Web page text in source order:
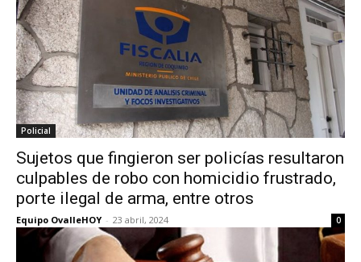
Policial
Sujetos que fingieron ser policías resultaron
culpables de robo con homicidio frustrado,
porte ilegal de arma, entre otros
Equipo OvalleHOY - 23 abril, 2024 0